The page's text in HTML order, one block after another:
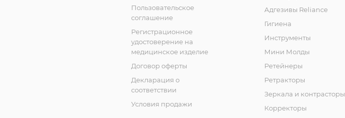
Пользовательское
соглашение
Регистрационное
удостоверение на
медицинское изделие
Договор оферты
Декларация о
соответствии
Условия продажи
Адгезивы Reliance
Гигиена
Инструменты
Мини Молды
Ретейнеры
Ретракторы
Зеркала и контраcторы
Корректоры